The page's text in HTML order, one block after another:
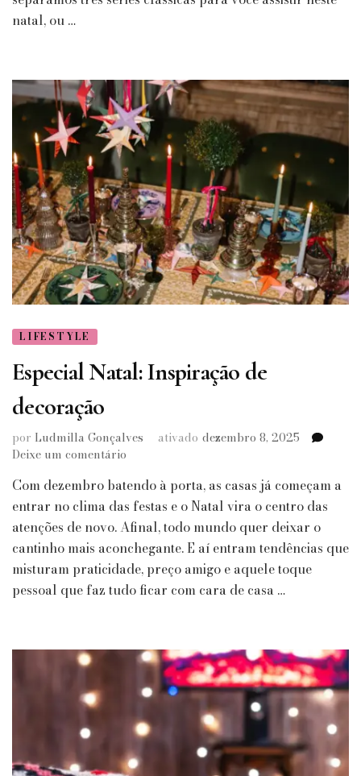
natal, ou …
LIFESTYLE
Especial Natal: Inspiração de
decoração
por Ludmilla Gonçalves ativado dezembro 8, 2025
Deixe um comentário
Natal:
Inspiração
de
decoração
Com dezembro batendo à porta, as casas já começam a
entrar no clima das festas e o Natal vira o centro das
atenções de novo. Afinal, todo mundo quer deixar o
cantinho mais aconchegante. E aí entram tendências que
misturam praticidade, preço amigo e aquele toque
pessoal que faz tudo ficar com cara de casa …